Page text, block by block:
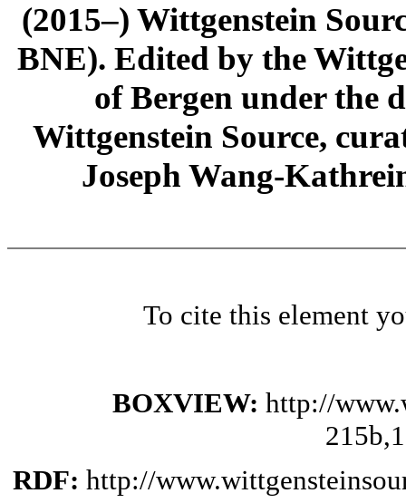
(2015–) Wittgenstein
BNE). Edited by the
of Bergen under the
Wittgenstein Source,
Joseph Wang-
To cite this element
BOXVIEW: http://
RDF: http://